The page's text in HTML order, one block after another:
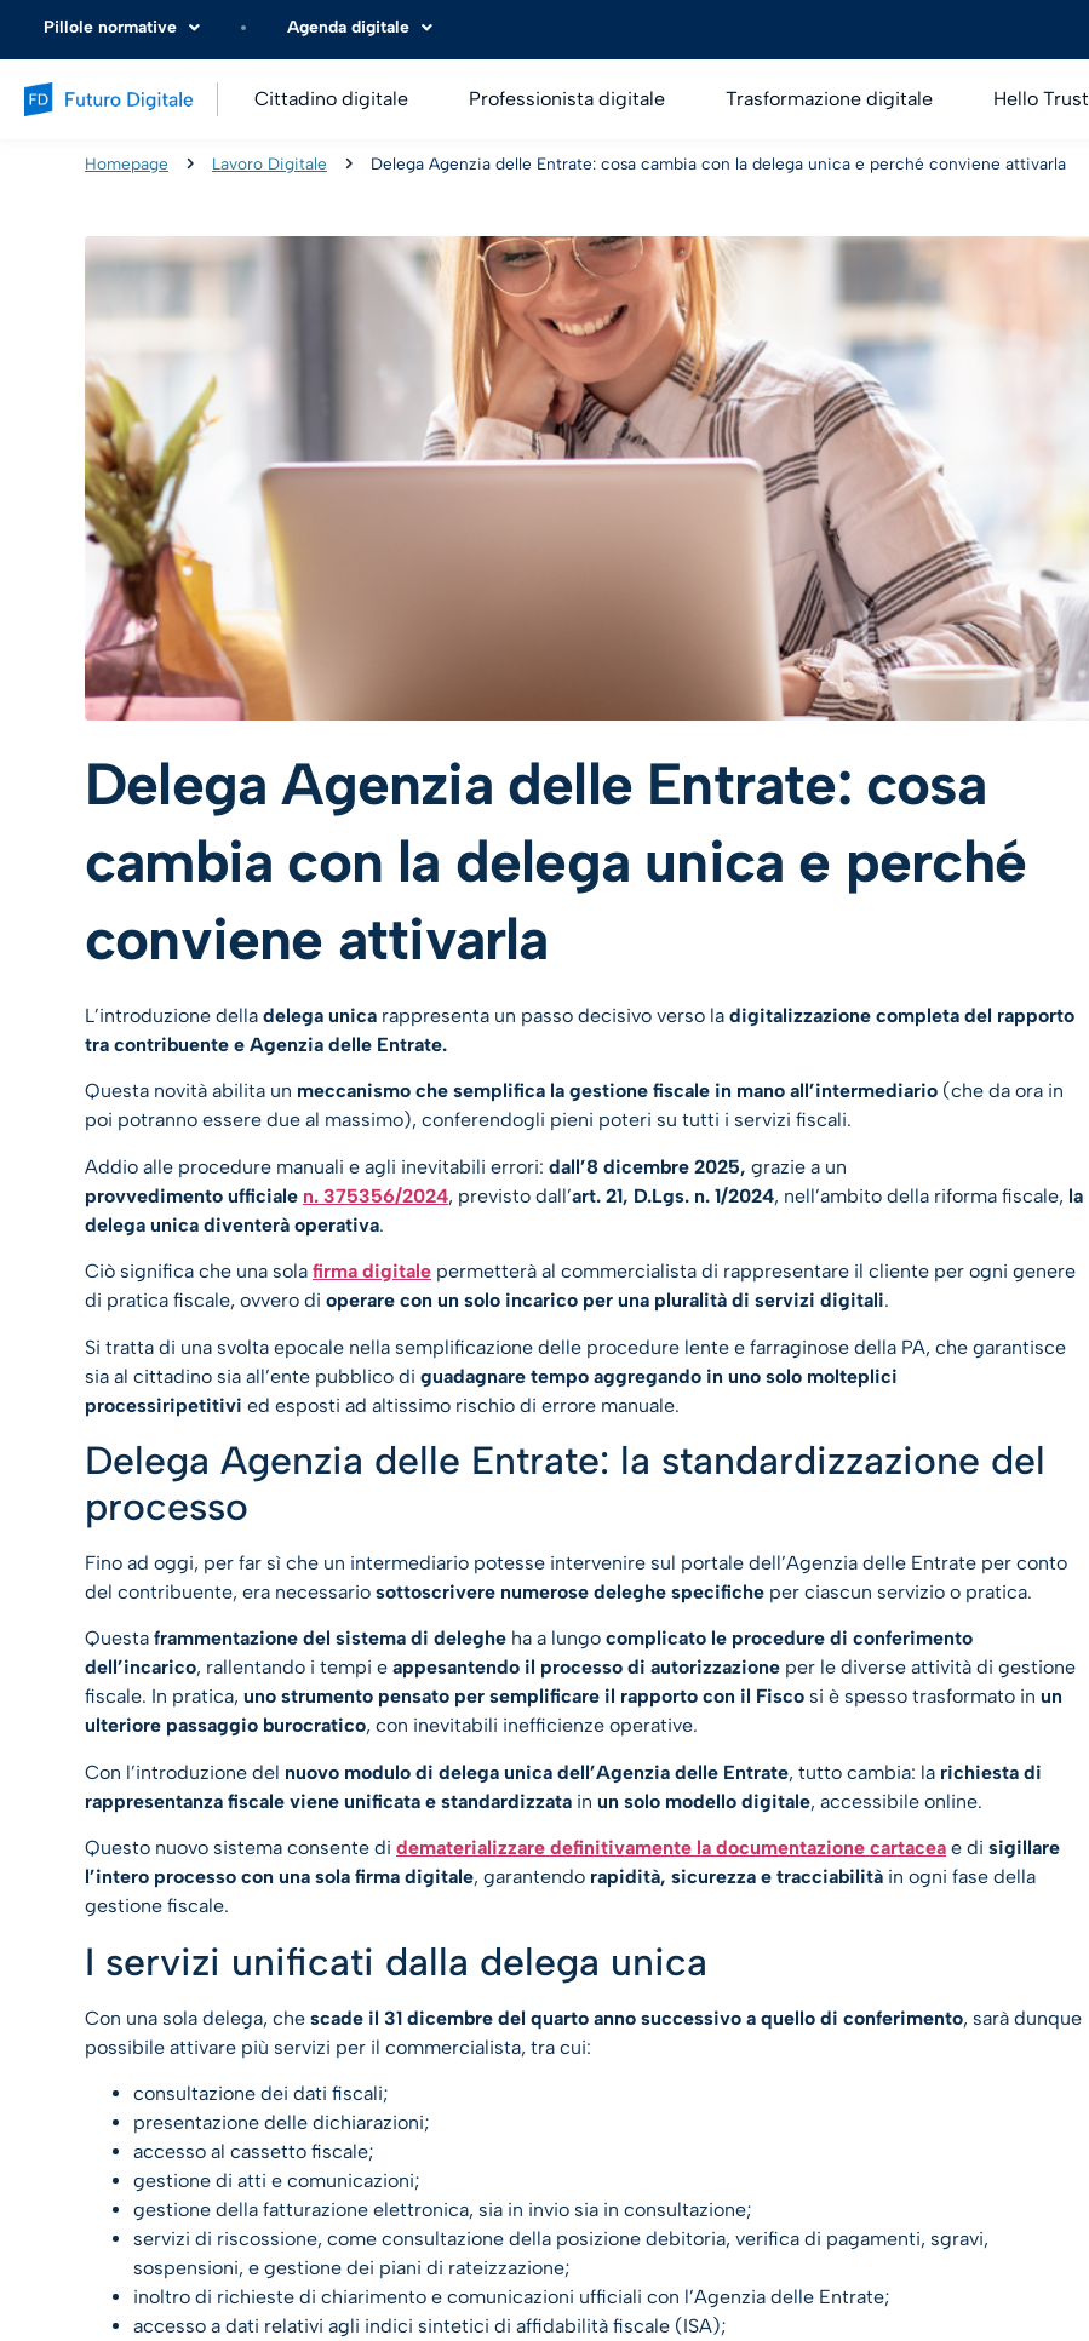
Pillole normative Agenda digitale
Cittadino digitale Professionista digitale Trasformazione digitale Hello Trust
Homepage Lavoro Digitale Delega Agenzia delle Entrate: cosa cambia con la delega unica e perché conviene attivarla
Delega Agenzia delle Entrate: cosa
cambia con la delega unica e perché
conviene attivarla
L’introduzione della delega unica rappresenta un passo decisivo verso la digitalizzazione completa del rapporto
tra contribuente e Agenzia delle Entrate.
Questa novità abilita un meccanismo che semplifica la gestione fiscale in mano all’intermediario (che da ora in
poi potranno essere due al massimo), conferendogli pieni poteri su tutti i servizi fiscali.
Addio alle procedure manuali e agli inevitabili errori: dall’8 dicembre 2025, grazie a un
provvedimento ufficiale n. 375356/2024, previsto dall’art. 21, D.Lgs. n. 1/2024, nell’ambito della riforma fiscale, la
delega unica diventerà operativa.
Ciò significa che una sola firma digitale permetterà al commercialista di rappresentare il cliente per ogni genere
di pratica fiscale, ovvero di operare con un solo incarico per una pluralità di servizi digitali.
Si tratta di una svolta epocale nella semplificazione delle procedure lente e farraginose della PA, che garantisce
sia al cittadino sia all’ente pubblico di guadagnare tempo aggregando in uno solo molteplici
processiripetitivi ed esposti ad altissimo rischio di errore manuale.
Delega Agenzia delle Entrate: la standardizzazione del
processo
Fino ad oggi, per far sì che un intermediario potesse intervenire sul portale dell’Agenzia delle Entrate per conto
del contribuente, era necessario sottoscrivere numerose deleghe specifiche per ciascun servizio o pratica.
Questa frammentazione del sistema di deleghe ha a lungo complicato le procedure di conferimento
dell’incarico, rallentando i tempi e appesantendo il processo di autorizzazione per le diverse attività di gestione
fiscale. In pratica, uno strumento pensato per semplificare il rapporto con il Fisco si è spesso trasformato in un
ulteriore passaggio burocratico, con inevitabili inefficienze operative.
Con l’introduzione del nuovo modulo di delega unica dell’Agenzia delle Entrate, tutto cambia: la richiesta di
rappresentanza fiscale viene unificata e standardizzata in un solo modello digitale, accessibile online.
Questo nuovo sistema consente di dematerializzare definitivamente la documentazione cartacea e di sigillare
l’intero processo con una sola firma digitale, garantendo rapidità, sicurezza e tracciabilità in ogni fase della
gestione fiscale.
I servizi unificati dalla delega unica
Con una sola delega, che scade il 31 dicembre del quarto anno successivo a quello di conferimento, sarà dunque
possibile attivare più servizi per il commercialista, tra cui:
consultazione dei dati fiscali;
presentazione delle dichiarazioni;
accesso al cassetto fiscale;
gestione di atti e comunicazioni;
gestione della fatturazione elettronica, sia in invio sia in consultazione;
servizi di riscossione, come consultazione della posizione debitoria, verifica di pagamenti, sgravi,
sospensioni, e gestione dei piani di rateizzazione;
inoltro di richieste di chiarimento e comunicazioni ufficiali con l’Agenzia delle Entrate;
accesso a dati relativi agli indici sintetici di affidabilità fiscale (ISA);